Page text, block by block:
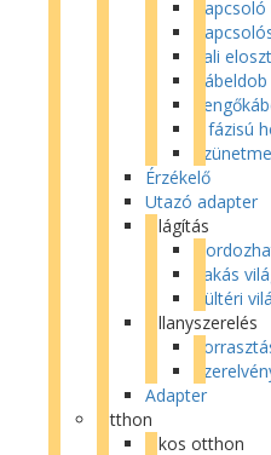
Fali
Kábeldob
3 fázisú
Érzékelő
Utazó adapter
Világítás
Lakás
Kültéri
Villanyszerelés
Adapter
Otthon
Okos otthon